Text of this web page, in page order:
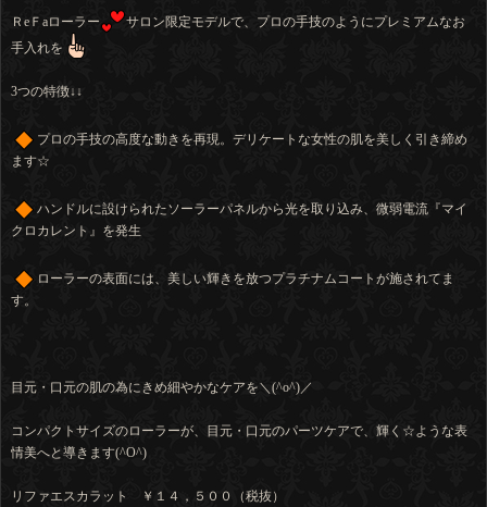
ＲeＦaローラー
サロン限定モデルで、プロの手技のようにプレミアムなお
手入れを
3つの特徴↓↓
プロの手技の高度な動きを再現。デリケートな女性の肌を美しく引き締め
ます☆
ハンドルに設けられたソーラーパネルから光を取り込み、微弱電流『マイ
クロカレント』を発生
ローラーの表面には、美しい輝きを放つプラチナムコートが施されてま
す。
目元・口元の肌の為にきめ細やかなケアを＼(^o^)／
コンパクトサイズのローラーが、目元・口元のパーツケアで、輝く☆ような表
情美へと導きます(^O^)
リファエスカラット ￥１４，５００（税抜）